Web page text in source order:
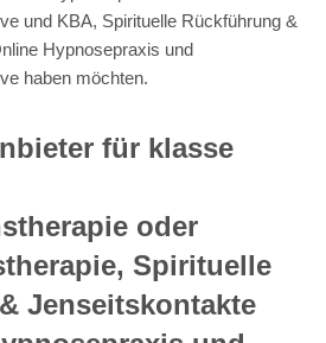
und KBA, Spirituelle Rückführung &
Hypnosepraxis und
haben möchten.
für klasse
oder
Spirituelle
Jenseitskontakte